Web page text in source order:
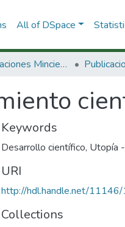
All of DSpace
3.2.2. Publicaciones Minciencias
Keywords
Desarrollo científico, Utopía
URI
http://hdl.handle.net/
Collections